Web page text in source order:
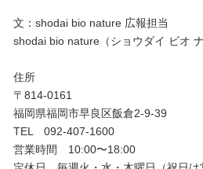
文：shodai bio nature 広報担当
shodai bio nature（ショウダイ ビオ ナ
住所
〒814-0161
福岡県福岡市早良区飯倉2-9-39
TEL 092-407-1600
営業時間 10:00〜18:00